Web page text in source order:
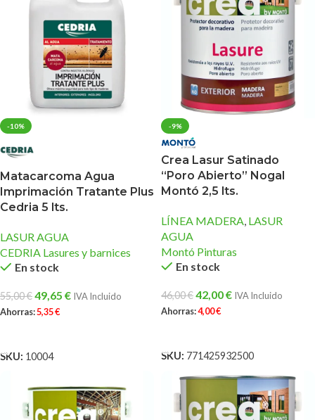
-10%
Matacarcoma Agua
Imprimación Tratante Plus
Cedria 5 lts.
LASUR AGUA
CEDRIA Lasures y barnices
En stock
55,00€49,65 € IVA Incluido
Ahorras:5,35€
SKU: 10004
-9%
Crea Lasur Satinado
“Poro Abierto” Nogal
Montó 2,5 lts.
LÍNEA MADERA, LASUR
AGUA
Montó Pinturas
En stock
46,00€42,00€ IVA Incluido
Ahorras:4,00€
SKU: 771425932500